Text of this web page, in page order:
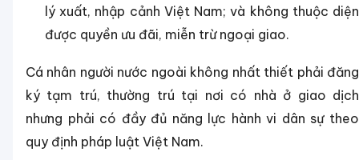
lý xuất, nhập cảnh Việt Nam; và không thuộc diện
được quyền ưu đãi, miễn trừ ngoại giao.
Cá nhân người nước ngoài không nhất thiết phải đăng
ký tạm trú, thường trú tại nơi có nhà ở giao dịch
nhưng phải có đầy đủ năng lực hành vi dân sự theo
quy định pháp luật Việt Nam.